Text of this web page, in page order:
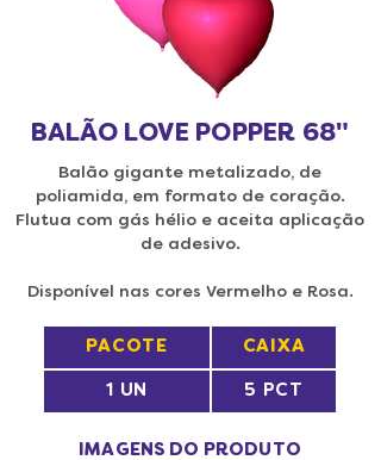
BALÃO LOVE POPPER 68"
Balão gigante metalizado, de
poliamida, em formato de coração.
F lutua com gás hélio e aceita aplicação
de adesivo.
Disponível nas cores Vermelho e Rosa.
PACOTE CAIXA
1 UN 5 PCT
IMAGENS DO PRODUTO